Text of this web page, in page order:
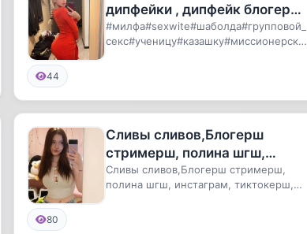
дипфейки , дипфейк блогерш,
дипфейк стримерш
#милфа#sexwite#шаболда#групповой_
секс#ученицу#казашку#миссионерская
44
Сливы сливов,Блогерш
стримерш, полина шгш,
инстаграм, тиктокерш,
тиктокеров, тикток, сливы,
Сливы сливов,Блогерш стримерш,
полина шгш, инстаграм, тиктокерш,
80